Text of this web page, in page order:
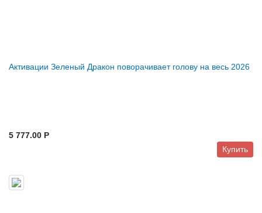
Активации Зеленый Дракон поворачивает голову на весь 2026
5 777.00 P
Купить